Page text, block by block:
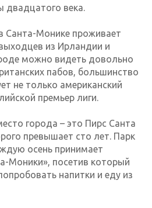
двадцатого века.
Санта-Монике проживает
из Ирландии и
можно видеть довольно
пабов, большинство
не только американский
премьер лиги.
города – это Пирс Санта
превышает сто лет. Парк
осень принимает
Моники», посетив который
напитки и еду из